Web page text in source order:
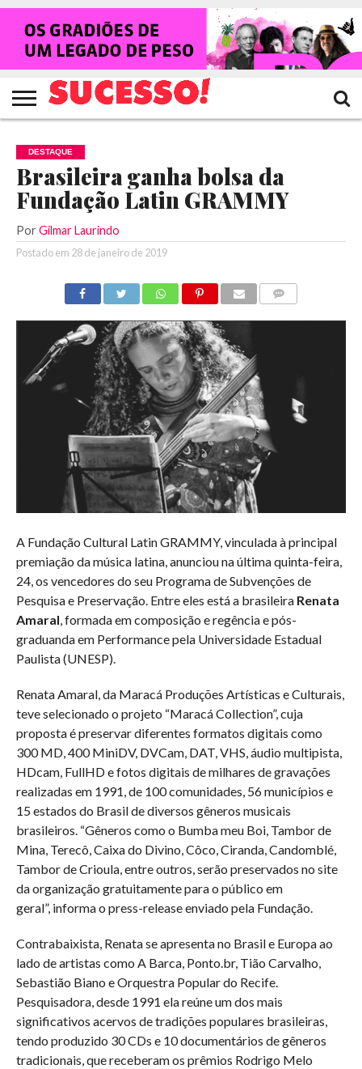
HOME
NOTÍCIAS
SHOWS
ENTREVISTAS
CLIQUES
RANKING
CROWLEY
TV
SUCESSO!
REVISTA
SUCESSO!
DESTAQUE
Brasileira ganha bolsa da
Fundação Latin GRAMMY
Por Gilmar Laurindo
Postado em 28 de janeiro de 2019
A Fundação Cultural Latin GRAMMY, vinculada à principal
premiação da música latina, anunciou na última quinta-feira,
24, os vencedores do seu Programa de Subvenções de
Pesquisa e Preservação. Entre eles está a brasileira Renata
Amaral, formada em composição e regência e pós-
graduanda em Performance pela Universidade Estadual
Paulista (UNESP).
Renata Amaral, da Maracá Produções Artísticas e Culturais,
teve selecionado o projeto “Maracá Collection”, cuja
proposta é preservar diferentes formatos digitais como
300 MD, 400 MiniDV, DVCam, DAT, VHS, áudio multipista,
HDcam, FullHD e fotos digitais de milhares de gravações
realizadas em 1991, de 100 comunidades, 56 municípios e
15 estados do Brasil de diversos gêneros musicais
brasileiros. “Gêneros como o Bumba meu Boi, Tambor de
Mina, Terecô, Caixa do Divino, Côco, Ciranda, Candomblé,
Tambor de Crioula, entre outros, serão preservados no site
da organização gratuitamente para o público em
geral”, informa o press-release enviado pela Fundação.
Contrabaixista, Renata se apresenta no Brasil e Europa ao
lado de artistas como A Barca, Ponto.br, Tião Carvalho,
Sebastião Biano e Orquestra Popular do Recife.
Pesquisadora, desde 1991 ela reúne um dos mais
significativos acervos de tradições populares brasileiras,
tendo produzido 30 CDs e 10 documentários de gêneros
tradicionais, que receberam os prêmios Rodrigo Melo